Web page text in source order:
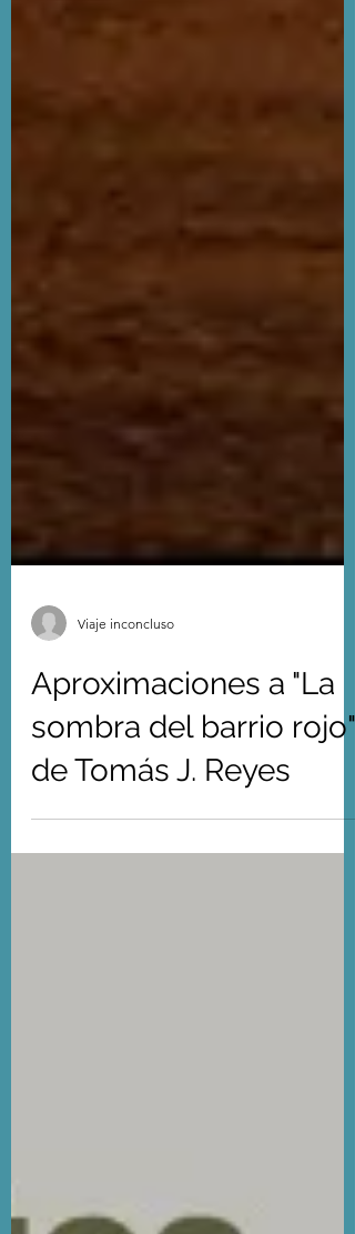
Viaje inconcluso
Aproximaciones a "La
sombra del barrio rojo",
de Tomás J. Reyes